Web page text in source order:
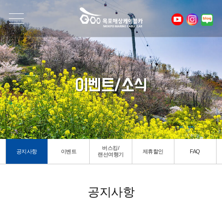
이벤트/소식
공지사항 이벤트
버스킹/
랜선여행기
제휴할인 FAQ
공지사항